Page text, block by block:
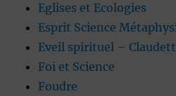
Eglises et Ecologies
Esprit Science
Eveil spirituel –
Foi et Science
Foudre